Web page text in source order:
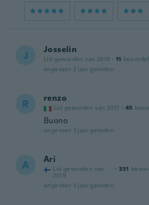
J Josselin
Lid geworden van 2019 · 11
ongeveer 2 jaar geleden
R renzo
Lid geworden van 2021 · 45
Buono
ongeveer 3 jaar geleden
A Ari
Lid geworden van
2019
· 331
ongeveer 3 jaar geleden